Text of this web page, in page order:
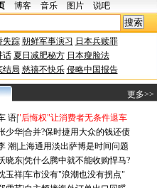
博客 音乐 图片 说吧
失踪 朝鲜军事演习 日本兵赎罪
话 夏日减肥秘方 日本瘦脸法
结局 慈禧不快乐 侵略中国报告
更多>>
语|"后悔权"让消费者无条件退车
少华|合并?保时捷用大众的钱还债
潮 上海通用淡出萨博是时间问题
晓东|凭什么腾中就不能收购悍马?
玉祥|车市没有"浪潮也没有拐点"